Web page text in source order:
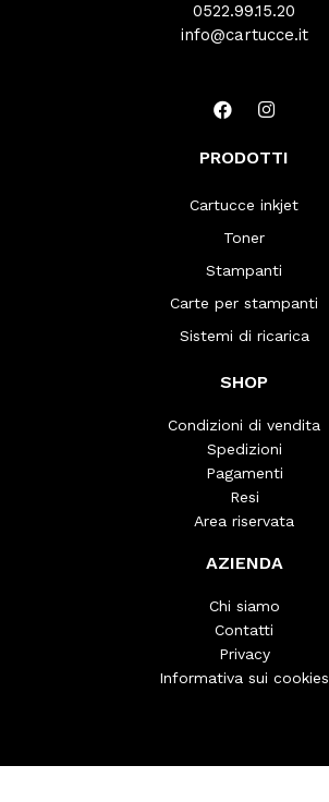
0522.99.15.20
info@cartucce.it
PRODOTTI
Cartucce inkjet
Toner
Stampanti
Carte per stampanti
Sistemi di ricarica
SHOP
Condizioni di vendita
Spedizioni
Pagamenti
Resi
Area riservata
AZIENDA
Chi siamo
Contatti
Privacy
Informativa sui cookies